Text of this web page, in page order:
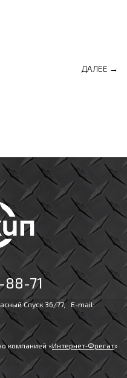
ДАЛЕЕ →
88-71
Спуск 36/77, E-mail:
компанией «Интернет‑Фрегат»